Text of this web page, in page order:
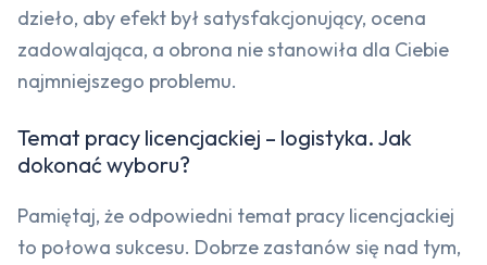
dzieło, aby efekt był satysfakcjonujący, ocena
zadowalająca, a obrona nie stanowiła dla Ciebie
najmniejszego problemu.
Temat pracy licencjackiej – logistyka. Jak
dokonać wyboru?
Pamiętaj, że odpowiedni temat pracy licencjackiej
to połowa sukcesu. Dobrze zastanów się nad tym,